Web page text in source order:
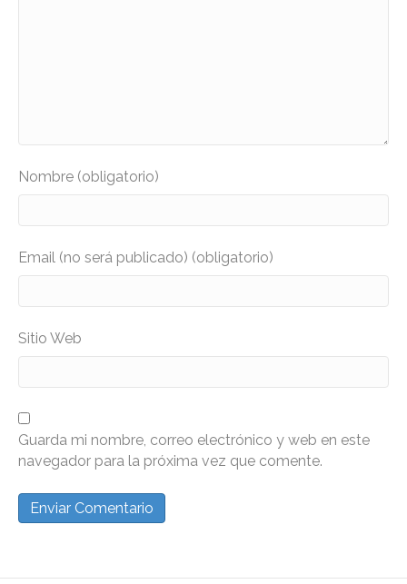
Nombre (obligatorio)
Email (no será publicado) (obligatorio)
Sitio Web
Guarda mi nombre, correo electrónico y web en este
navegador para la próxima vez que comente.